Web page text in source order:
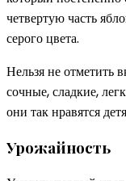
четвертую часть
серого цвета.
Нельзя не отметить
сочные, сладкие,
они так нравятся
Урожайность